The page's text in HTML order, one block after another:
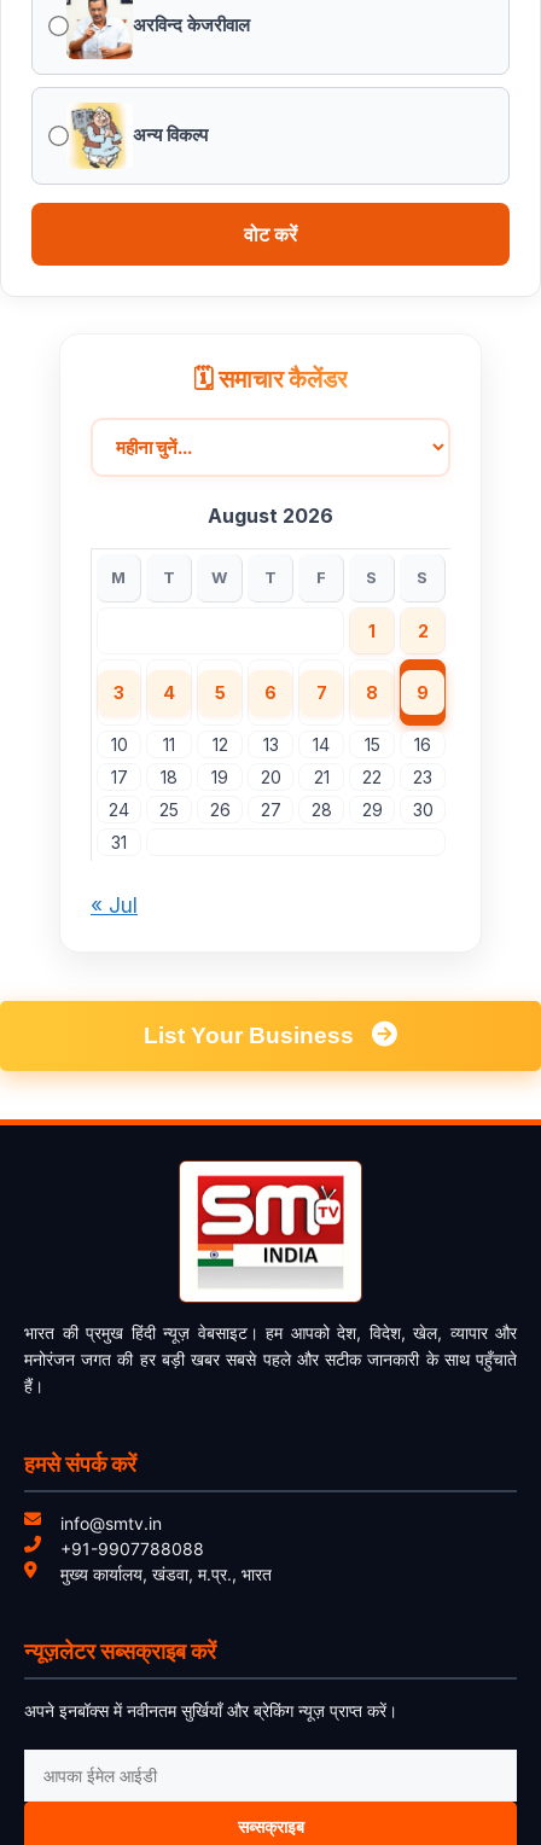
अरविन्द केजरीवाल
अन्य विकल्प
वोट करें
🗓️ समाचार कैलेंडर
August 2026
M T W T F S S
1 2
3 4 5 6 7 8 9
10 11 12 13 14 15
16
17
18 19 20 21 22
23
24
25 26 27 28 29
30
31
« Jul
List Your Business
भारत की प्रमुख हिंदी न्यूज़ वेबसाइट। हम आपको देश, विदेश, खेल, व्यापार और
मनोरंजन जगत की हर बड़ी खबर सबसे पहले और सटीक जानकारी के साथ पहुँचाते
हैं।
हमसे संपर्क करें
info@smtv.in
+91-9907788088
मुख्य कार्यालय, खंडवा, म.प्र., भारत
न्यूज़लेटर सब्सक्राइब करें
अपने इनबॉक्स में नवीनतम सुर्खियाँ और ब्रेकिंग न्यूज़ प्राप्त करें।
सब्सक्राइब